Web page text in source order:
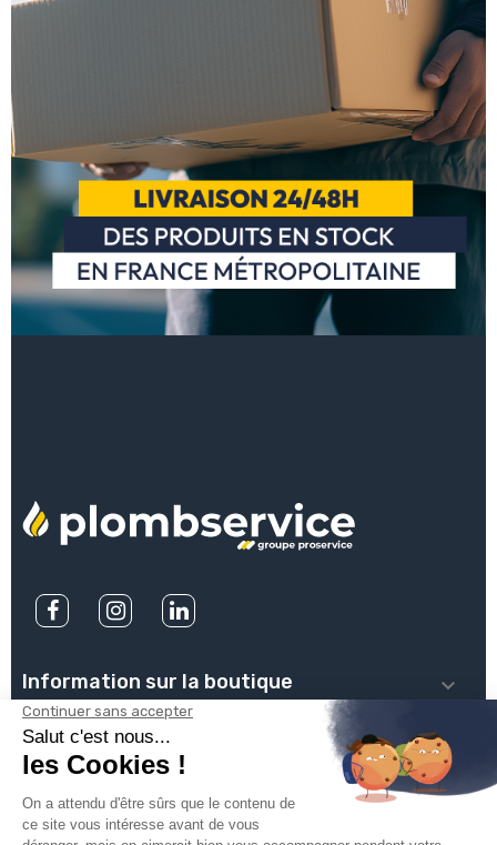
Information sur la boutique 
PLOMBSERVICE 
INFOS PRATIQUES 